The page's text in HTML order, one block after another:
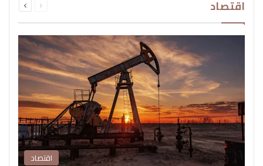
اقتصاد الصفحةالصفحة
اقتصاد